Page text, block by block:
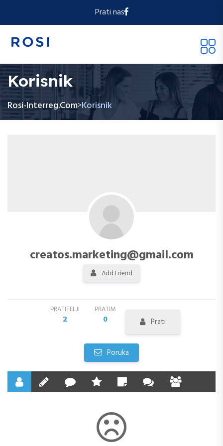
Prati nas
Korisnik
Rosi-Interreg.com>Korisnik
creatos.marketing@gmail.com
Add Friend
PRATITELJI
2
PRATIM
0 Prati
Poruka